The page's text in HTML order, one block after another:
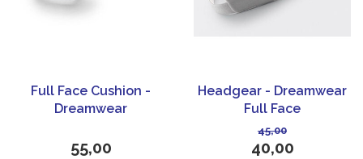
Full Face Cushion -
Dreamwear
55,00
Headgear - Dreamwear
Full Face
45,00
40,00